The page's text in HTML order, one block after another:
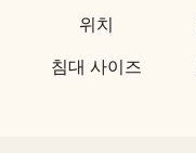
위치
침대 사이즈